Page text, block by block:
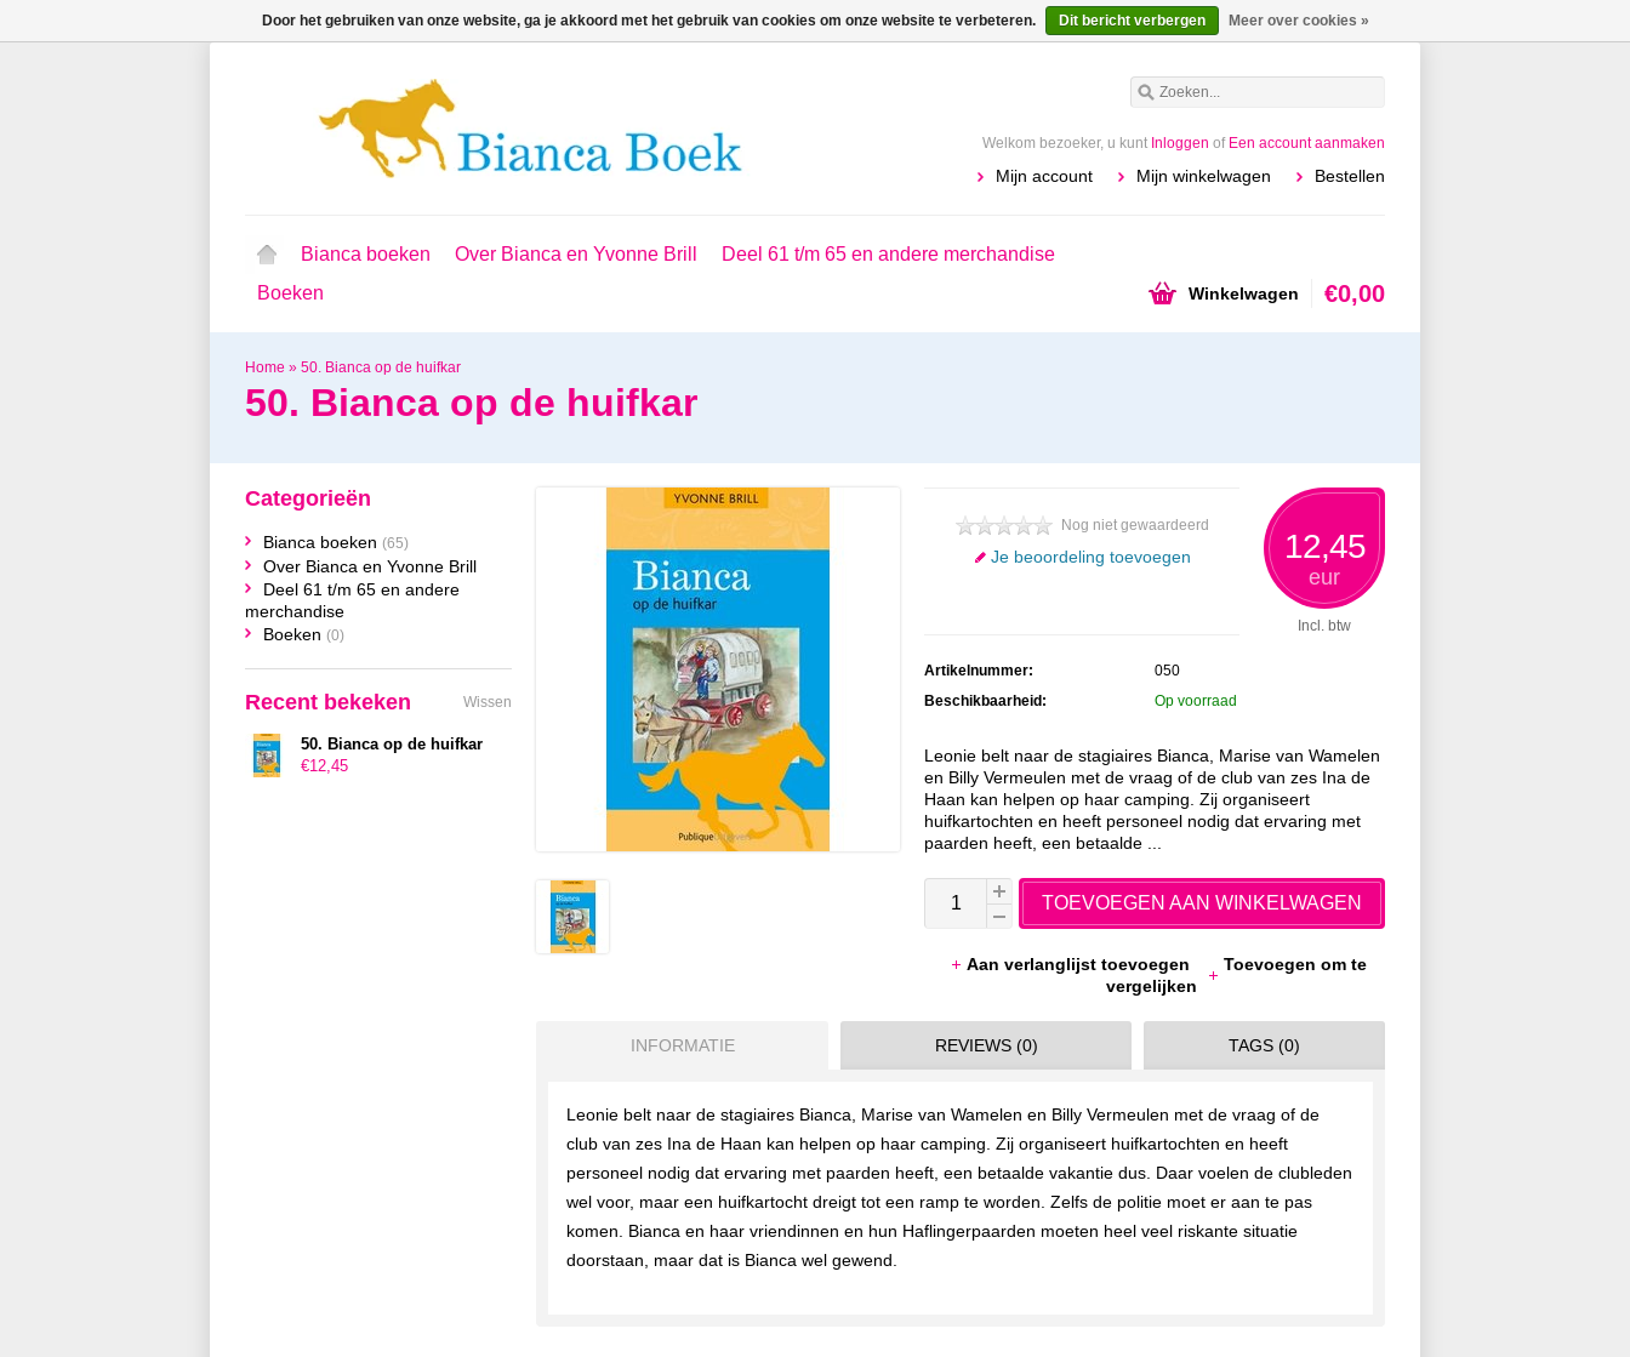
Welkom bezoeker, u kunt Inloggen of Een account aanmaken
Mijn account Mijn winkelwagen Bestellen
Bianca boeken Over Bianca en Yvonne Brill
Deel 61 t/m 65 en andere merchandise
Boeken
Winkelwagen €0,00
Home » 50. Bianca op de huifkar
50. Bianca op de huifkar
12,45
eur
Incl. btw
Nog niet gewaardeerd
Je beoordeling toevoegen
Artikelnummer:
050
Beschikbaarheid:
Op voorraad
Leonie belt naar de stagiaires Bianca, Marise van Wamelen
en Billy Vermeulen met de vraag of de club van zes Ina de
Haan kan helpen op haar camping. Zij organiseert
huifkartochten en heeft personeel nodig dat ervaring met
paarden heeft, een betaalde ...
TOEVOEGEN AAN WINKELWAGEN
Aan verlanglijst toevoegen
Toevoegen om te
vergelijken
INFORMATIE REVIEWS (0) TAGS (0)
Leonie belt naar de stagiaires Bianca, Marise van Wamelen en Billy Vermeulen met de vraag of de
club van zes Ina de Haan kan helpen op haar camping. Zij organiseert huifkartochten en heeft
personeel nodig dat ervaring met paarden heeft, een betaalde vakantie dus. Daar voelen de clubleden
wel voor, maar een huifkartocht dreigt tot een ramp te worden. Zelfs de politie moet er aan te pas
komen. Bianca en haar vriendinnen en hun Haflingerpaarden moeten heel veel riskante situatie
doorstaan, maar dat is Bianca wel gewend.
Categorieën
Bianca boeken (65)
Over Bianca en Yvonne Brill
Deel 61 t/m 65 en andere
merchandise
Boeken (0)
Recent bekeken Wissen
50. Bianca op de huifkar
€12,45
Door het gebruiken van onze website, ga je akkoord met het gebruik van cookies om onze website te verbeteren. Dit bericht verbergen Meer over cookies »